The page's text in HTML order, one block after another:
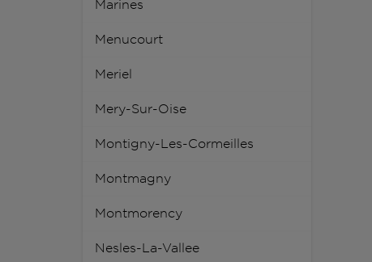
Marines
Menucourt
Meriel
Mery-Sur-Oise
Montigny-Les-Cormeilles
Montmagny
Montmorency
Nesles-La-Vallee